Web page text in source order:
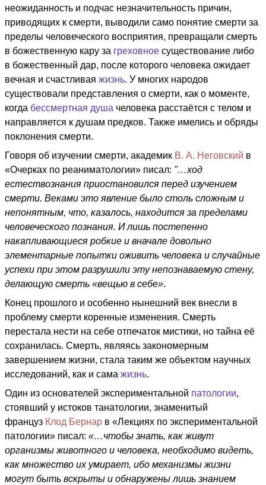
неожиданность и подчас незначительность причин,
приводящих к смерти, выводили само понятие смерти за
пределы человеческого восприятия, превращали смерть
в божественную кару за греховное существование либо
в божественный дар, после которого человека ожидает
вечная и счастливая жизнь. У многих народов
существовали представления о смерти, как о моменте,
когда бессмертная душа человека расстаётся с телом и
направляется к душам предков. Также имелись и обряды
поклонения смерти.
Говоря об изучении смерти, академик В. А. Неговский в
«Очерках по реаниматологии» писал: "…ход
естествознания приостановился перед изучением
смерти. Веками это явление было столь сложным и
непонятным, что, казалось, находится за пределами
человеческого познания. И лишь постепенно
накапливающиеся робкие и вначале довольно
элементарные попытки оживить человека и случайные
успехи при этом разрушили эту непознаваемую стену,
делающую смерть «вещью в себе».
Конец прошлого и особенно нынешний век внесли в
проблему смерти коренные изменения. Смерть
перестала нести на себе отпечаток мистики, но тайна её
сохранилась. Смерть, являясь закономерным
завершением жизни, стала таким же объектом научных
исследований, как и сама жизнь.
Один из основателей экспериментальной патологии,
стоявший у истоков танатологии, знаменитый
француз Клод Бернар в «Лекциях по экспериментальной
патологии» писал: «…чтобы знать, как живут
организмы животного и человека, необходимо видеть,
как множество их умирает, ибо механизмы жизни
могут быть вскрыты и обнаружены лишь знанием